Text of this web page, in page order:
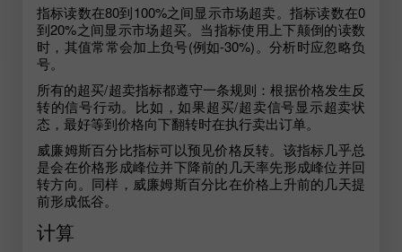
指标读数在80到100%之间显示市场超卖。指标读数在0
到20%之间显示市场超买。当指标使用上下颠倒的读数
时，其值常常会加上负号(例如-30%)。分析时应忽略负
号。
所有的超买/超卖指标都遵守一条规则：根据价格发生反
转的信号行动。比如，如果超买/超卖信号显示超卖状
态，最好等到价格向下翻转时在执行卖出订单。
威廉姆斯百分比指标可以预见价格反转。该指标几乎总
是会在价格形成峰位并下降前的几天率先形成峰位并回
转方向。同样，威廉姆斯百分比在价格上升前的几天提
前形成低谷。
计算